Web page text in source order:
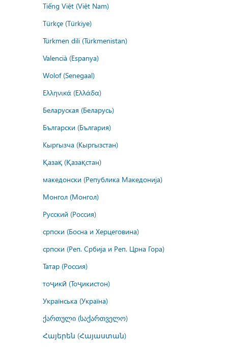
Tiếng Việt (Việt Nam)
Türkçe (Türkiye)
Türkmen dili (Türkmenistan)
Valencià (Espanya)
Wolof (Senegaal)
Ελληνικά (Ελλάδα)
Беларуская (Беларусь)
Български (България)
Кыргызча (Кыргызстан)
Қазақ (Қазақстан)
македонски (Република Македонија)
Монгол (Монгол)
Русский (Россия)
српски (Босна и Херцеговина)
српски (Реп. Србија и Реп. Црна Гора)
Татар (Россия)
тоҷикӣ (Тоҷикистон)
Українська (Україна)
ქართული (საქართველო)
Հայերեն (Հայաստան)